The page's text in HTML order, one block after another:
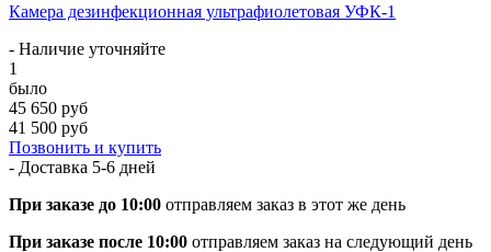
Камера дезинфекционная ультрафиолетовая УФК-1
- Наличие уточняйте
1
было
45 650 руб
41 500 руб
Позвонить и купить
- Доставка 5-6 дней
При заказе до 10:00 отправляем заказ в этот же день
При заказе после 10:00 отправляем заказ на следующий день